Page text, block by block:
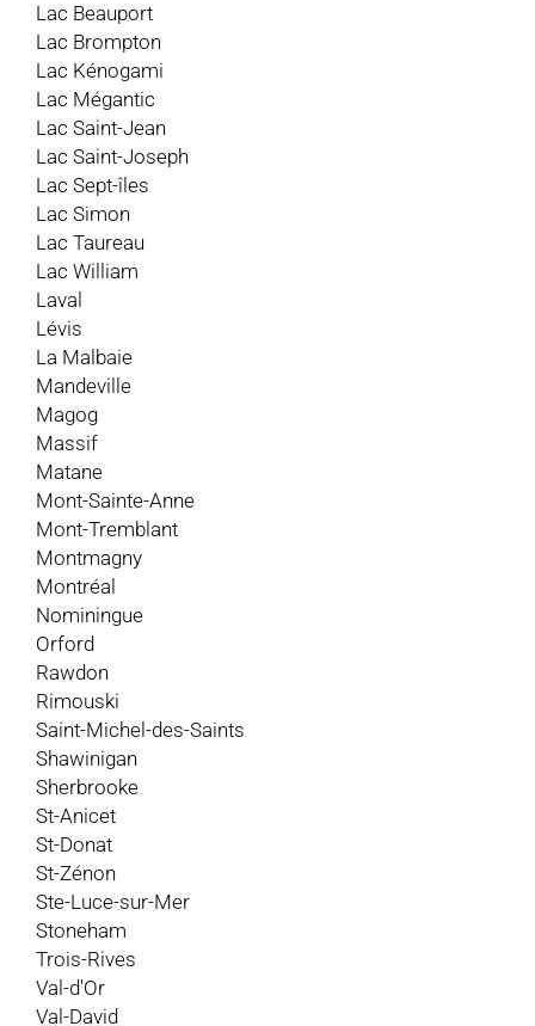
Lac Beauport
Lac Brompton
Lac Kénogami
Lac Mégantic
Lac Saint-Jean
Lac Saint-Joseph
Lac Sept-îles
Lac Simon
Lac Taureau
Lac William
Laval
Lévis
La Malbaie
Mandeville
Magog
Massif
Matane
Mont-Sainte-Anne
Mont-Tremblant
Montmagny
Montréal
Nominingue
Orford
Rawdon
Rimouski
Saint-Michel-des-Saints
Shawinigan
Sherbrooke
St-Anicet
St-Donat
St-Zénon
Ste-Luce-sur-Mer
Stoneham
Trois-Rives
Val-d'Or
Val-David